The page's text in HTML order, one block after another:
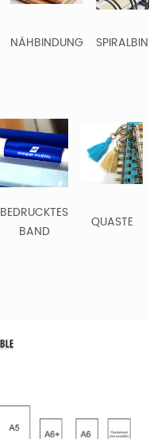
NÄHBINDUNG
BEDRUCKTES
BAND
QUASTE